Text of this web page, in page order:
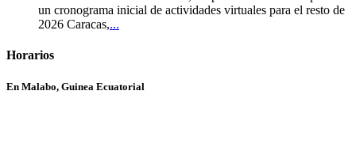
un cronograma inicial de actividades virtuales para el resto de
2026 Caracas,...
Horarios
En Malabo, Guinea Ecuatorial